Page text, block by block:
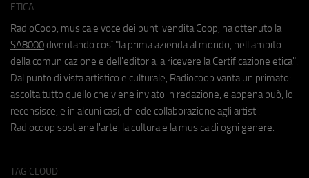
ETICA
RadioCoop, musica e voce dei punti vendita Coop, ha ottenuto la
SA8000 diventando così "la prima azienda al mondo, nell'ambito
della comunicazione e dell'editoria, a ricevere la Certificazione etica".
Dal punto di vista artistico e culturale, Radiocoop vanta un primato:
ascolta tutto quello che viene inviato in redazione, e appena può, lo
recensisce, e in alcuni casi, chiede collaborazione agli artisti.
Radiocoop sostiene l'arte, la cultura e la musica di ogni genere.
TAG CLOUD